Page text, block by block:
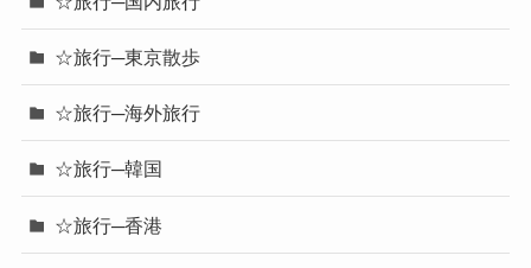
☆旅行─東京散歩
☆旅行─海外旅行
☆旅行─韓国
☆旅行─香港